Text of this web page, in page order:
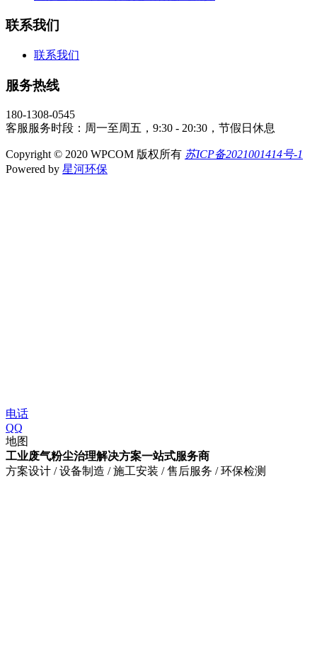
联系我们
联系我们
服务热线
180-1308-0545
客服服务时段：周一至周五，9:30 - 20:30，节假日休息
Copyright © 2020 WPCOM 版权所有 苏ICP备2021001414号-1
Powered by 星河环保
电话
QQ
地图
工业废气粉尘治理解决方案一站式服务商
方案设计 / 设备制造 / 施工安装 / 售后服务 / 环保检测